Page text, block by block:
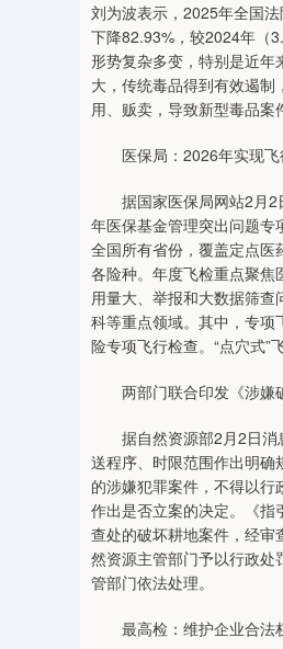
刘为波表示，2025年全国
下降82.93%，较2024年（
形势复杂多变，特别是近年
大，传统毒品得到有效遏
用、贩卖，导致新型毒品案
医保局：2026年实现飞
据国家医保局网站2月2
年医保基金管理突出问题专
全国所有省份，覆盖定点
各险种。年度飞检重点聚焦
用量大、举报和大数据筛
科等重点领域。其中，专项
险专项飞行检查。“点穴式”
两部门联合印发《涉嫌
据自然资源部2月2日消
送程序、时限范围作出明
的涉嫌犯罪案件，不得以
作出是否立案的决定。《
查处的破坏耕地案件，经审
然资源主管部门予以行政处
管部门依法处理。
最高检：维护企业合法